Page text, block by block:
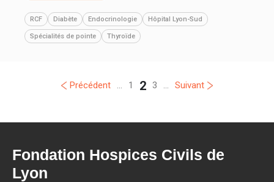
RCF Diabète Endocrinologie Hôpital Lyon-Sud
Spécialités de pointe Thyroïde
Précédent ... 1 2 3 ... Suivant
Fondation Hospices Civils de
Lyon